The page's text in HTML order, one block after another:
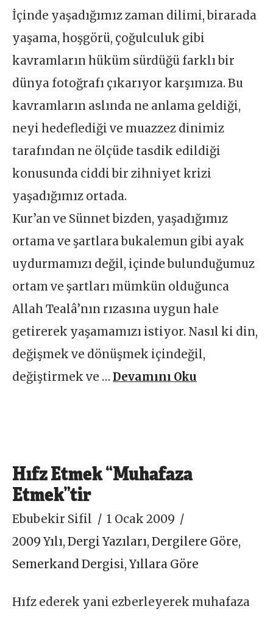
İçinde yaşadığımız zaman dilimi, birarada
yaşama, hoşgörü, çoğulculuk gibi
kavramların hüküm sürdüğü farklı bir
dünya fotoğrafı çıkarıyor karşımıza. Bu
kavramların aslında ne anlama geldiği,
neyi hedeflediği ve muazzez dinimiz
tarafından ne ölçüde tasdik edildiği
konusunda ciddi bir zihniyet krizi
yaşadığımız ortada.
Kur’an ve Sünnet bizden, yaşadığımız
ortama ve şartlara bukalemun gibi ayak
uydurmamızı değil, içinde bulunduğumuz
ortam ve şartları mümkün olduğunca
Allah Tealâ’nın rızasına uygun hale
getirerek yaşamamızı istiyor. Nasıl ki din,
değişmek ve dönüşmek içindeğil,
değiştirmek ve …Devamını Oku
Hıfz Etmek “Muhafaza
Etmek”tir
Ebubekir Sifil
1 Ocak 2009
2009 Yılı,Dergi Yazıları,Dergilere Göre,
Semerkand Dergisi,Yıllara Göre
Hıfz ederek yani ezberleyerek muhafaza